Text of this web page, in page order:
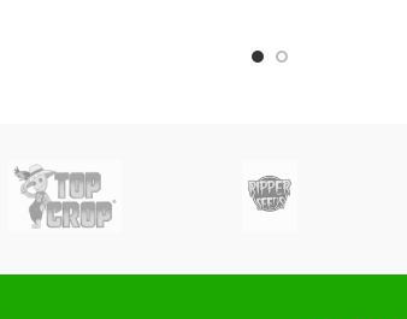
indirecta
químicos
Pack A+B
actúan